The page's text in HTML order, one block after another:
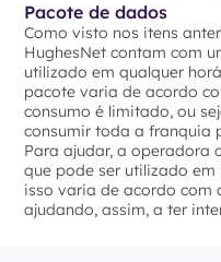
Pacote de dados
Como visto nos itens
HughesNet contam com
utilizado em qualquer
pacote varia de acordo
consumo é limitado, ou
consumir toda a franquia
Para ajudar, a operadora
que pode ser utilizado
isso varia de acordo
ajudando, assim, a ter